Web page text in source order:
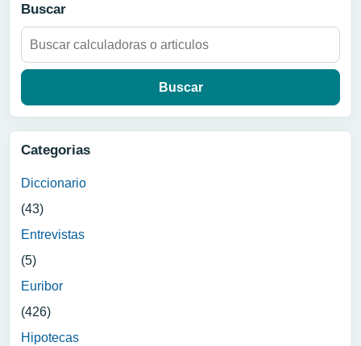
Buscar
Buscar:
Categorias
Diccionario
(43)
Entrevistas
(5)
Euribor
(426)
Hipotecas